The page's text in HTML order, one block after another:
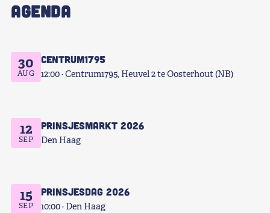
AGENDA
30
AUG
Centrum1795
12:00 Centrum1795, Heuvel 2 te Oosterhout (NB)
12
SEP
Prinsjesmarkt 2026
Den Haag
15
SEP
Prinsjesdag 2026
10:00 Den Haag